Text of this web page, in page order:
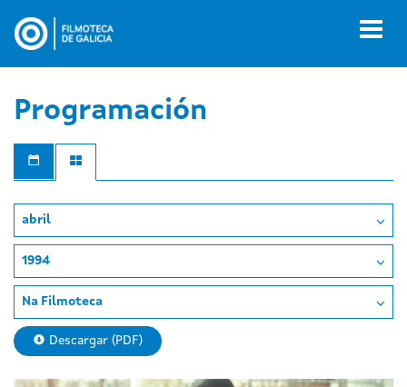
contido
Programación
abril
1994
Na Filmoteca
Descargar (PDF)